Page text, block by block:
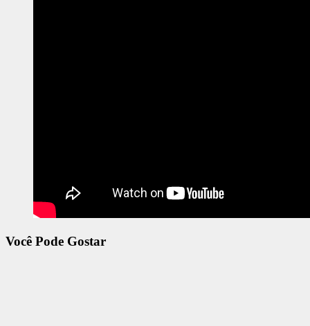
Você Pode Gostar